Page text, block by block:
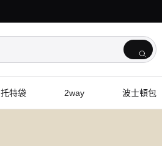
托特袋 2way 波士頓包